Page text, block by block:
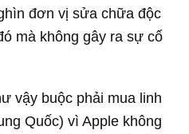
đơn vị sửa chữa độc
mà không gây ra sự cố
vậy buộc phải mua linh
Quốc) vì Apple không